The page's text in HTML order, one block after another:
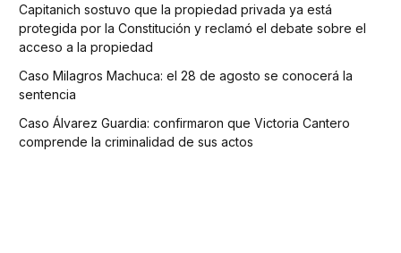
Capitanich sostuvo que la propiedad privada ya está
protegida por la Constitución y reclamó el debate sobre el
acceso a la propiedad
Caso Milagros Machuca: el 28 de agosto se conocerá la
sentencia
Caso Álvarez Guardia: confirmaron que Victoria Cantero
comprende la criminalidad de sus actos